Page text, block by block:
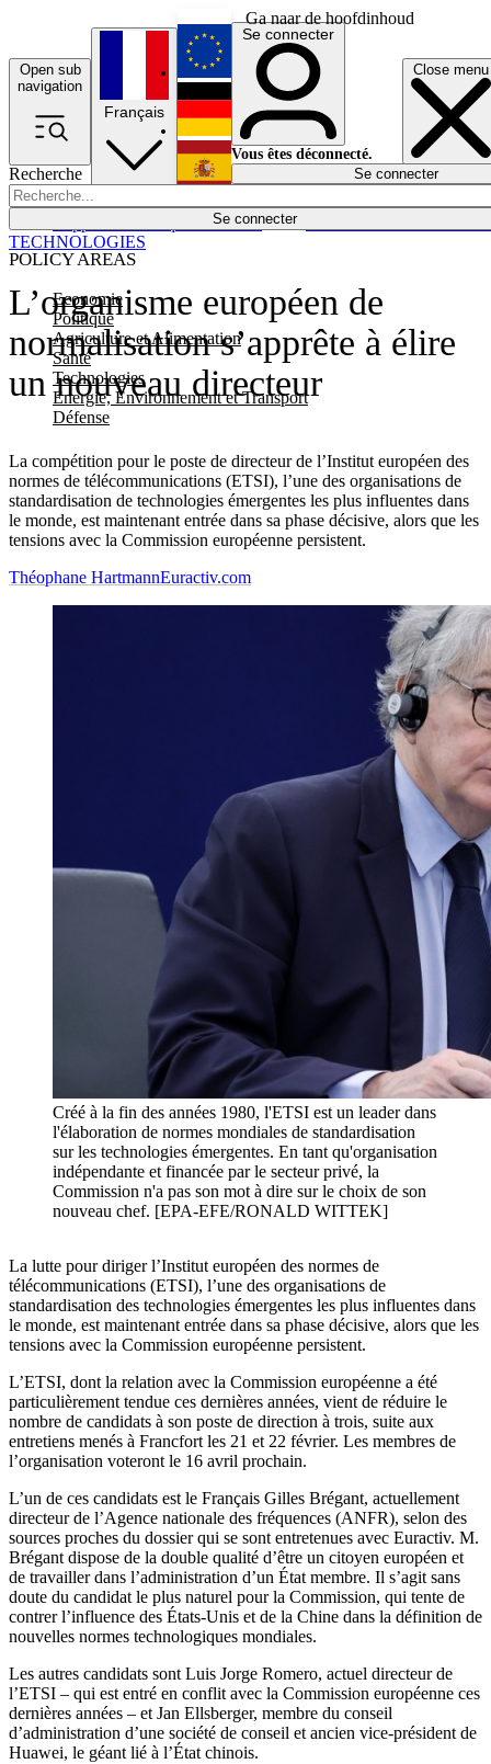
Ga naar de hoofdinhoud
Open sub
navigation
Close menu
Recherche
Se connecter
POLICY AREAS
Economie
Politique
Agriculture et Alimentation
Santé
Technologies
Energie, Environnement et Transport
Défense
Économie
Français
English
Deutsch
Español
Se connecter
Vous êtes déconnecté.
Se connecter
L’organisme européen de
normalisation s’apprête à élire
un nouveau directeur
La compétition pour le poste de directeur de l’Institut européen des
normes de télécommunications (ETSI), l’une des organisations de
standardisation de technologies émergentes les plus influentes dans
le monde, est maintenant entrée dans sa phase décisive, alors que les
tensions avec la Commission européenne persistent.
TECHNOLOGIES
Théophane HartmannEuractiv.com
Créé à la fin des années 1980, l'ETSI est un leader dans
l'élaboration de normes mondiales de standardisation
sur les technologies émergentes. En tant qu'organisation
indépendante et financée par le secteur privé, la
Commission n'a pas son mot à dire sur le choix de son
nouveau chef. [EPA-EFE/RONALD WITTEK]
La lutte pour diriger l’Institut européen des normes de
télécommunications (ETSI), l’une des organisations de
standardisation des technologies émergentes les plus influentes dans
le monde, est maintenant entrée dans sa phase décisive, alors que les
tensions avec la Commission européenne persistent.
L’ETSI, dont la relation avec la Commission européenne a été
particulièrement tendue ces dernières années, vient de réduire le
nombre de candidats à son poste de direction à trois, suite aux
entretiens menés à Francfort les 21 et 22 février. Les membres de
l’organisation voteront le 16 avril prochain.
L’un de ces candidats est le Français Gilles Brégant, actuellement
directeur de l’Agence nationale des fréquences (ANFR), selon des
sources proches du dossier qui se sont entretenues avec Euractiv. M.
Brégant dispose de la double qualité d’être un citoyen européen et
de travailler dans l’administration d’un État membre. Il s’agit sans
doute du candidat le plus naturel pour la Commission, qui tente de
contrer l’influence des États-Unis et de la Chine dans la définition de
nouvelles normes technologiques mondiales.
Les autres candidats sont Luis Jorge Romero, actuel directeur de
l’ETSI – qui est entré en conflit avec la Commission européenne ces
dernières années – et Jan Ellsberger, membre du conseil
d’administration d’une société de conseil et ancien vice-président de
Huawei, le géant lié à l’État chinois.